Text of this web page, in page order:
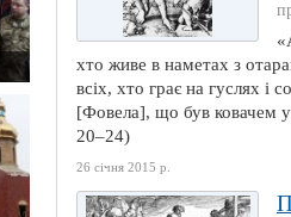
хто живе в наметах з
всіх, хто грає на гуслях і
[Фовела], що був ковачем
20–24)
26 січня 2015 р.